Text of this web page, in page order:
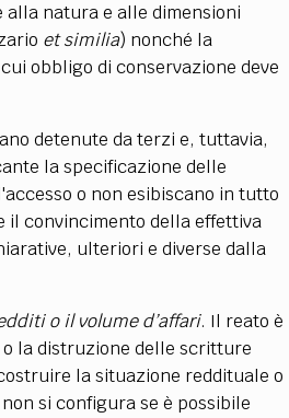
natura e alle dimensioni
et similia) nonché la
obbligo di conservazione deve
detenute da terzi e, tuttavia,
la specificazione delle
o non esibiscano in tutto
il convincimento della effettiva
ulteriori e diverse dalla
o il volume d’affari. Il reato è
la distruzione delle scritture
la situazione reddituale o
si configura se è possibile